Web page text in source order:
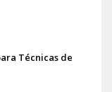
Técnicas de